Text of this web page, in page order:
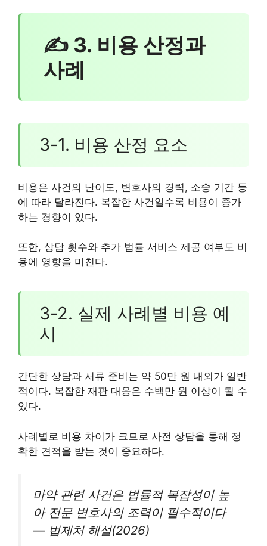
✍ 3. 비용 산정과
사례
3-1. 비용 산정 요소
비용은 사건의 난이도, 변호사의 경력, 소송 기간 등
에 따라 달라진다. 복잡한 사건일수록 비용이 증가
하는 경향이 있다.
또한, 상담 횟수와 추가 법률 서비스 제공 여부도 비
용에 영향을 미친다.
3-2. 실제 사례별 비용 예
시
간단한 상담과 서류 준비는 약 50만 원 내외가 일반
적이다. 복잡한 재판 대응은 수백만 원 이상이 될 수
있다.
사례별로 비용 차이가 크므로 사전 상담을 통해 정
확한 견적을 받는 것이 중요하다.
마약 관련 사건은 법률적 복잡성이 높
아 전문 변호사의 조력이 필수적이다
— 법제처 해설(2026)